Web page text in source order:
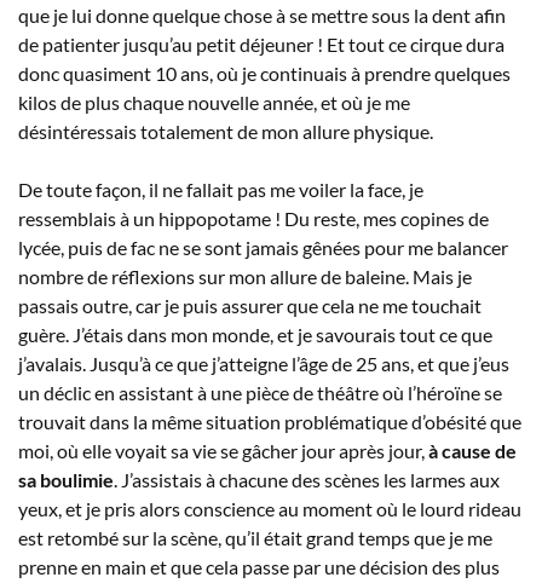
que je lui donne quelque chose à se mettre sous la dent afin
de patienter jusqu’au petit déjeuner ! Et tout ce cirque dura
donc quasiment 10 ans, où je continuais à prendre quelques
kilos de plus chaque nouvelle année, et où je me
désintéressais totalement de mon allure physique.
De toute façon, il ne fallait pas me voiler la face, je
ressemblais à un hippopotame ! Du reste, mes copines de
lycée, puis de fac ne se sont jamais gênées pour me balancer
nombre de réflexions sur mon allure de baleine. Mais je
passais outre, car je puis assurer que cela ne me touchait
guère. J’étais dans mon monde, et je savourais tout ce que
j’avalais. Jusqu’à ce que j’atteigne l’âge de 25 ans, et que j’eus
un déclic en assistant à une pièce de théâtre où l’héroïne se
trouvait dans la même situation problématique d’obésité que
moi, où elle voyait sa vie se gâcher jour après jour,à cause de
sa boulimie. J’assistais à chacune des scènes les larmes aux
yeux, et je pris alors conscience au moment où le lourd rideau
est retombé sur la scène, qu’il était grand temps que je me
prenne en main et que cela passe par une décision des plus